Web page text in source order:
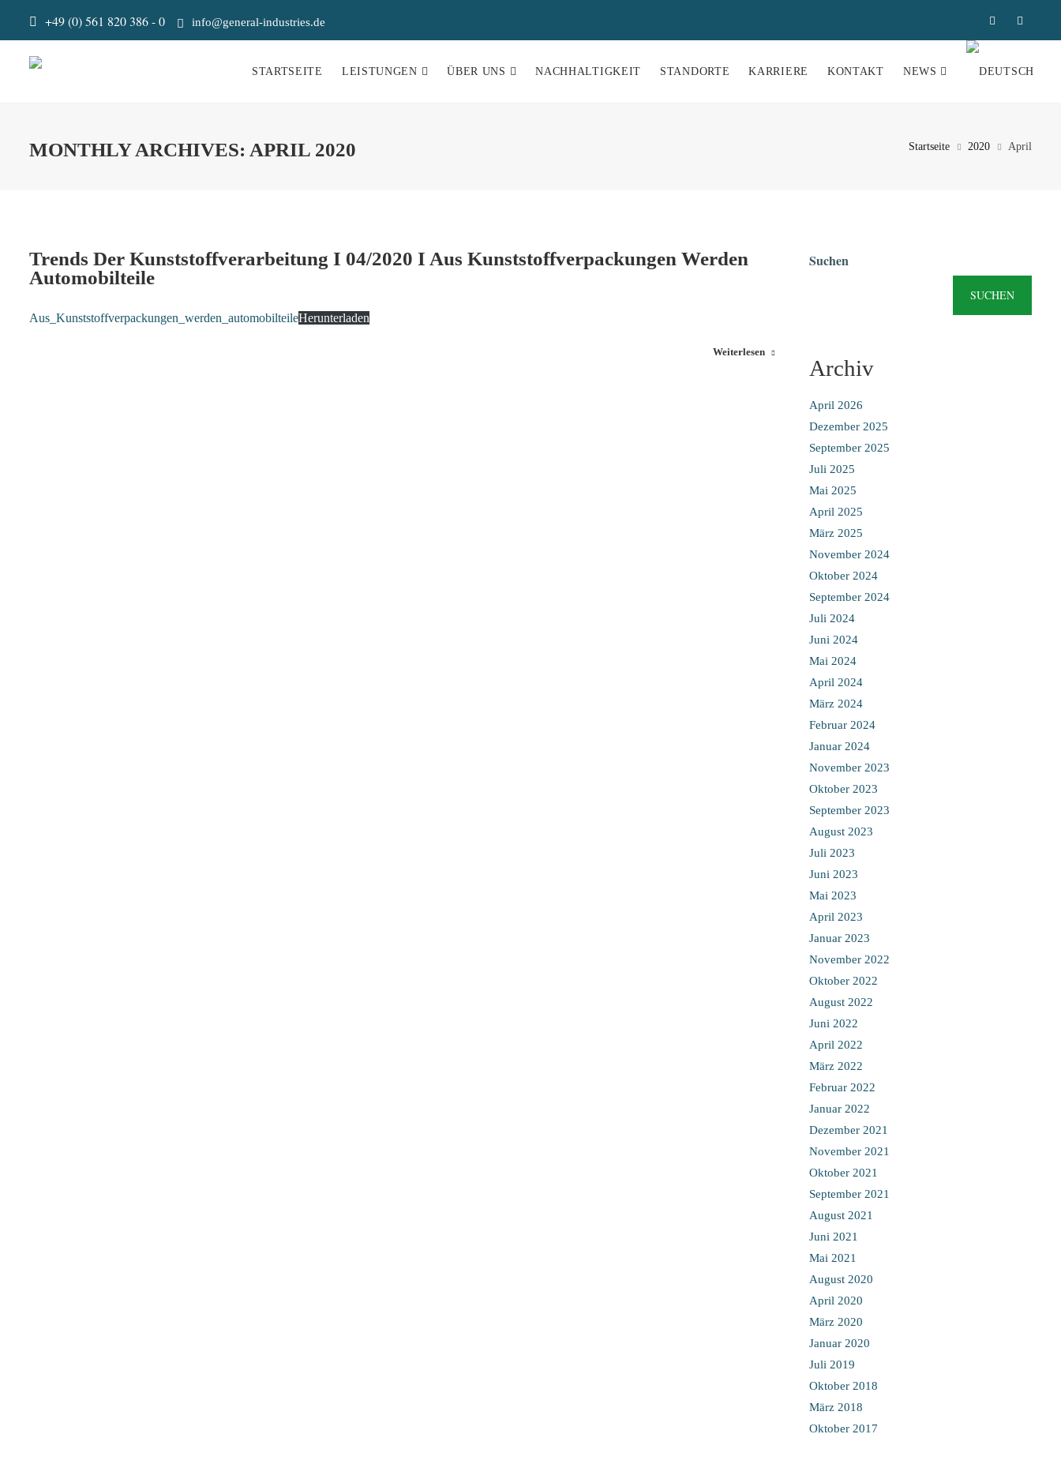
+49 (0) 561 820 386 - 0 info@general-industries.de
STARTSEITE LEISTUNGEN ÜBER UNS NACHHALTIGKEIT STANDORTE KARRIERE KONTAKT NEWS
MONTHLY ARCHIVES: APRIL 2020 Startseite 2020 April
Trends Der Kunststoffverarbeitung I 04/2020 I Aus Kunststoffverpackungen Werden
Automobilteile
Aus_Kunststoffverpackungen_werden_automobilteileHerunterladen
Weiterlesen
Suchen
SUCHEN
Archiv
April 2026
Dezember 2025
September 2025
Juli 2025
Mai 2025
April 2025
März 2025
November 2024
Oktober 2024
September 2024
Juli 2024
Juni 2024
Mai 2024
April 2024
März 2024
Februar 2024
Januar 2024
November 2023
Oktober 2023
September 2023
August 2023
Juli 2023
Juni 2023
Mai 2023
April 2023
Januar 2023
November 2022
Oktober 2022
August 2022
Juni 2022
April 2022
März 2022
Februar 2022
Januar 2022
Dezember 2021
November 2021
Oktober 2021
September 2021
August 2021
Juni 2021
Mai 2021
August 2020
April 2020
März 2020
Januar 2020
Juli 2019
Oktober 2018
März 2018
Oktober 2017